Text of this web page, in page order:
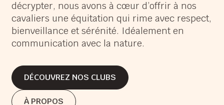
grandir
décrypter, nous avons à cœur d’offrir à nos
cavaliers une équitation qui rime avec respect,
bienveillance et sérénité. Idéalement en
communication avec la nature.
DÉCOUVREZ NOS CLUBS
DÉCOUVREZ NOS CLUBS
À PROPOS